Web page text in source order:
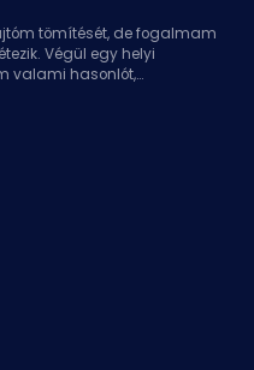
tömítését, de fogalmam
Végül egy helyi
valami hasonlót,…